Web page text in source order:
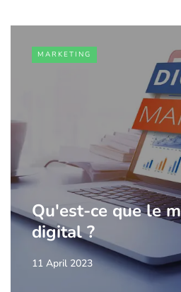
MARKETING
Qu'est-ce que le
digital ?
11 April 2023